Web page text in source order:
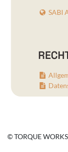
SABI
© TORQUE